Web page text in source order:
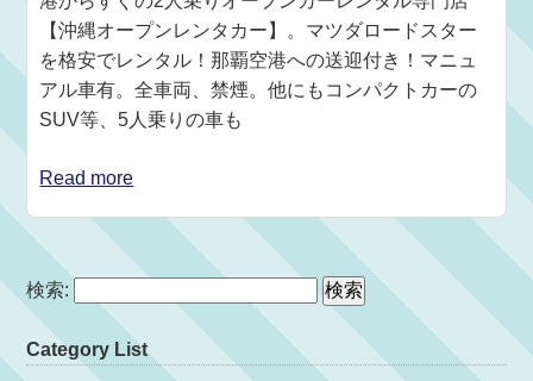
【沖縄オープンレンタカー】。マツダロードスター
を格安でレンタル！那覇空港への送迎付き！マニュ
アル車有。全車両、禁煙。他にもコンパクトカーの
SUV等、5人乗りの車も
Read more
検索:
Category List